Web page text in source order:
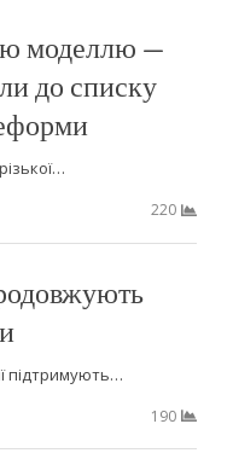
моделлю —
до списку
220
підтримують…
190